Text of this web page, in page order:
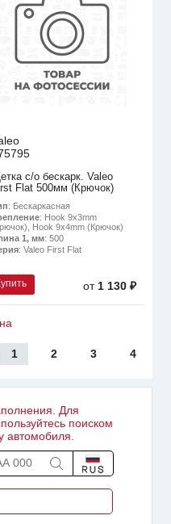
с/о бескарк. Valeo
Flat 500мм (Крючок)
: Бескаркасная
: Hook 9x3mm
Hook 9x4mm (Крючок)
1, мм: 500
: Valeo First Flat
от 1 130 ₽
1 2 3 4
Для
поиском
автомобиля.